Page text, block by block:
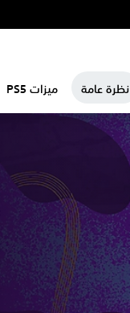
نظرة عامة ميزات PS5